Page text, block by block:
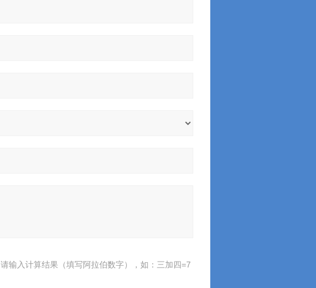
请输入计算结果（填写阿拉伯数字），如：三加四=7